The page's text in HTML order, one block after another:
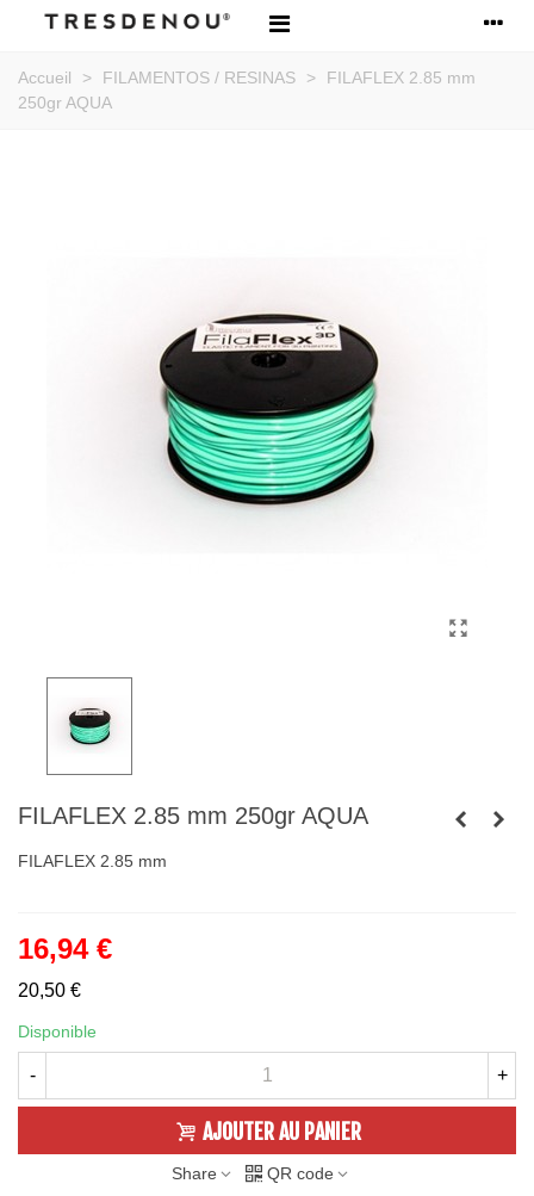
Accueil > FILAMENTOS / RESINAS >
FILAFLEX 2.85 mm
250gr AQUA
FILAFLEX 2.85 mm 250gr AQUA
FILAFLEX 2.85 mm
16,94 €
20,50 €
Disponible
- +
AJOUTER AU PANIER
Share QR code